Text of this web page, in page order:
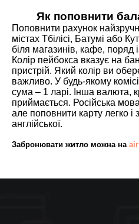
Як поповнити
Поповнити рахунок
містах Тбілісі, Батумі або
біля магазинів, кафе, поряд
Колір пейбокса вказує на
пристрій. Який колір ви
важливо. У будь-якому
сума – 1 ларі. Інша валюта,
приймається. Російська
але поповнити карту легко і
англійської.
Забронювати житло можна на